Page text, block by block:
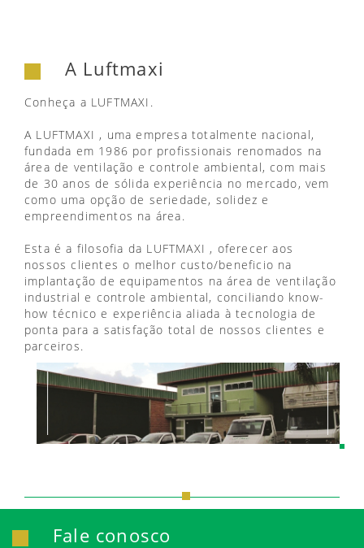
A Luftmaxi
Conheça a LUFTMAXI.
A LUFTMAXI , uma empresa totalmente nacional,
fundada em 1986 por profissionais renomados na
área de ventilação e controle ambiental, com mais
de 30 anos de sólida experiência no mercado, vem
como uma opção de seriedade, solidez e
empreendimentos na área.
Esta é a filosofia da LUFTMAXI , oferecer aos
nossos clientes o melhor custo/beneficio na
implantação de equipamentos na área de ventilação
industrial e controle ambiental, conciliando know-
how técnico e experiência aliada à tecnologia de
ponta para a satisfação total de nossos clientes e
parceiros.
Fale conosco